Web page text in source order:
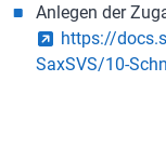
Anlegen der
https://
SaxSVS/10-